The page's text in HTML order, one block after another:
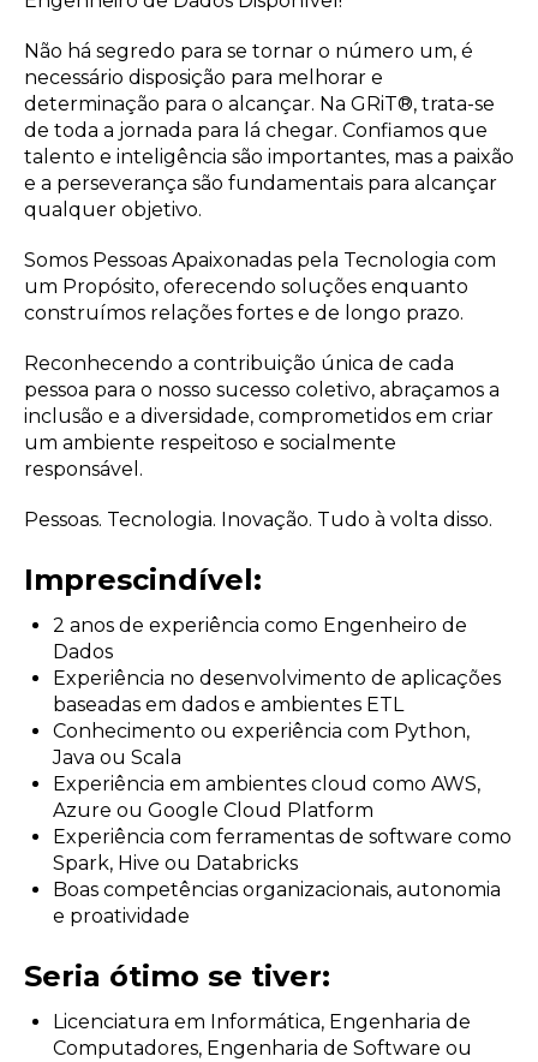
Não há segredo para se tornar o número um, é
necessário disposição para melhorar e
determinação para o alcançar. Na GRiT®, trata-se
de toda a jornada para lá chegar. Confiamos que
talento e inteligência são importantes, mas a paixão
e a perseverança são fundamentais para alcançar
qualquer objetivo.
Somos Pessoas Apaixonadas pela Tecnologia com
um Propósito, oferecendo soluções enquanto
construímos relações fortes e de longo prazo.
Reconhecendo a contribuição única de cada
pessoa para o nosso sucesso coletivo, abraçamos a
inclusão e a diversidade, comprometidos em criar
um ambiente respeitoso e socialmente
responsável.
Pessoas. Tecnologia. Inovação. Tudo à volta disso.
Imprescindível:
2 anos de experiência como Engenheiro de
Dados
Experiência no desenvolvimento de aplicações
baseadas em dados e ambientes ETL
Conhecimento ou experiência com Python,
Java ou Scala
Experiência em ambientes cloud como AWS,
Azure ou Google Cloud Platform
Experiência com ferramentas de software como
Spark, Hive ou Databricks
Boas competências organizacionais, autonomia
e proatividade
Seria ótimo se tiver:
Licenciatura em Informática, Engenharia de
Computadores, Engenharia de Software ou